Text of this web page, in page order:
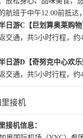
航班于中午12:00前抵
日游C【巨划算奥莱购
交通，共5小时行程，
日游D【奇努克中心欢
交通，共5小时行程，
接机
接机信息：